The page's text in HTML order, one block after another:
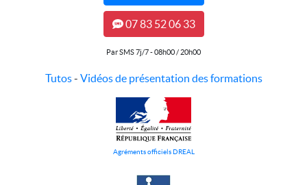
07 83 52 06 33
Par SMS 7j/7 - 08h00 / 20h00
Tutos- Vidéos de présentation des formations
Agréments officiels DREAL